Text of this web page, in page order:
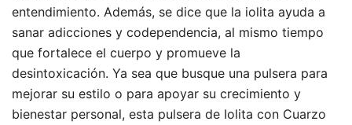
entendimiento. Además, se dice que la iolita ayuda a
sanar adicciones y codependencia, al mismo tiempo
que fortalece el cuerpo y promueve la
desintoxicación. Ya sea que busque una pulsera para
mejorar su estilo o para apoyar su crecimiento y
bienestar personal, esta pulsera de Iolita con Cuarzo